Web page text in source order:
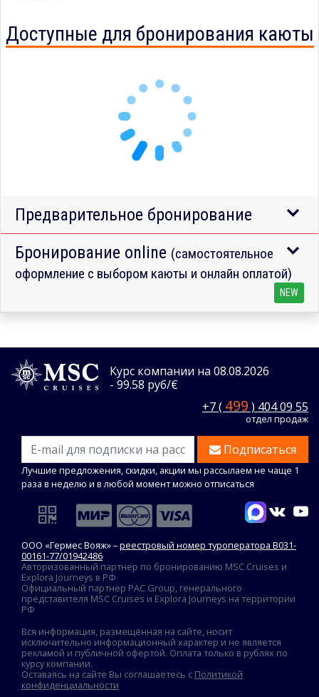
Доступные для бронирования каюты
Предварительное бронирование
Бронирование online (самостоятельное
оформление с выбором каюты и онлайн оплатой)
NEW
Курс компании на 08.08.2026
- 99.58 руб/€
+7 ( 499 ) 404 09 55
отдел продаж
Подписаться
Лучшие предложения, скидки, акции мы рассылаем не чаще 1
раза в неделю и в любой момент можно отписаться
ООО «Гермес Вояж» –реестровый номер туроператора В031-
00161-77/01942486
Авторизованный партнер по бронированию MSC Cruises и
Explora Journeys в РФ
Официальный партнер PAC Group, генерального
представителя MSC Cruises и Explora Journeys на территории
РФ
Вся информация, размещённая на сайте, носит
исключительно информационный характер и не является
рекламой и публичной офертой. Оплата только в рублях по
курсу компании.
Оставаясь на сайте Вы соглашаетесь с Политикой
конфиденциальности